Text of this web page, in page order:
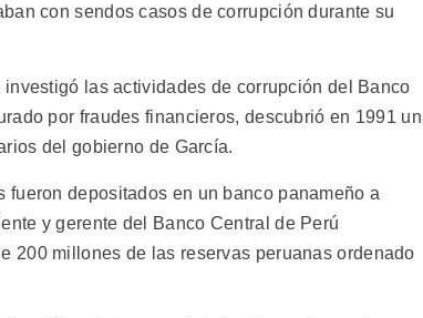
con sendos casos de corrupción durante su
las actividades de corrupción del Banco
por fraudes financieros, descubrió en 1991
del gobierno de García.
depositados en un banco panameño a
y gerente del Banco Central de Perú
200 millones de las reservas peruanas ordenado